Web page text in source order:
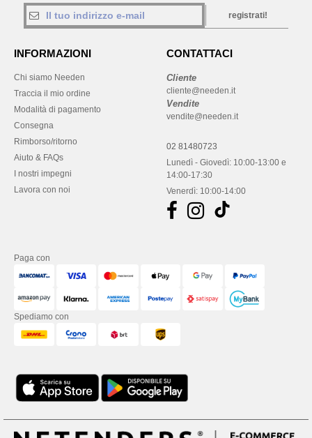
registrati!
INFORMAZIONI
Chi siamo Needen
Traccia il mio ordine
Modalità di pagamento
Consegna
Rimborso/ritorno
Aiuto & FAQs
I nostri impegni
Lavora con noi
CONTATTACI
Cliente
cliente@needen.it
Vendite
vendite@needen.it
02 81480723
Lunedì - Giovedì: 10:00-13:00 e
14:00-17:30
Venerdì: 10:00-14:00
Paga con
Spediamo con